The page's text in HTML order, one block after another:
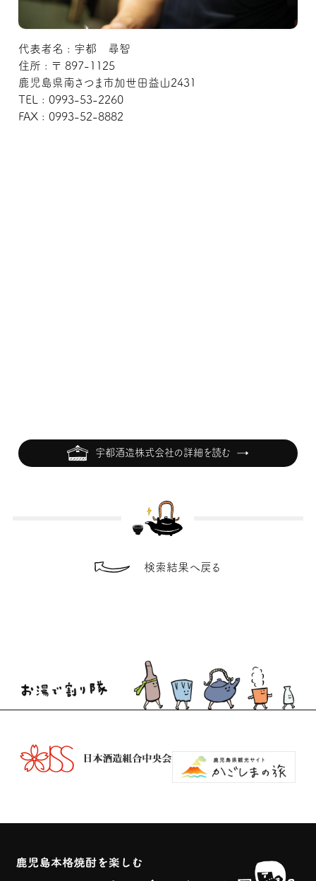
代表者名 : 宇都 尋智
住所 : 〒 897-1125
鹿児島県南さつま市加世田益山2431
TEL : 0993-53-2260
FAX : 0993-52-8882
宇都酒造株式会社の詳細を読む
検索結果へ戻る